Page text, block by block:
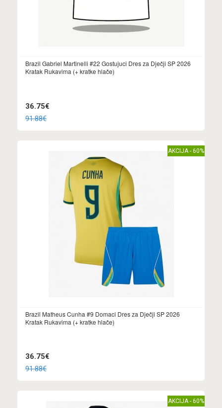
Brazil Gabriel Martinelli #22 Gostujuci Dres za Dječji SP 2026
Kratak Rukavima (+ kratke hlače)
36.75€
91.88€
AKCIJA - 60%
Brazil Matheus Cunha #9 Domaci Dres za Dječji SP 2026
Kratak Rukavima (+ kratke hlače)
36.75€
91.88€
AKCIJA - 60%